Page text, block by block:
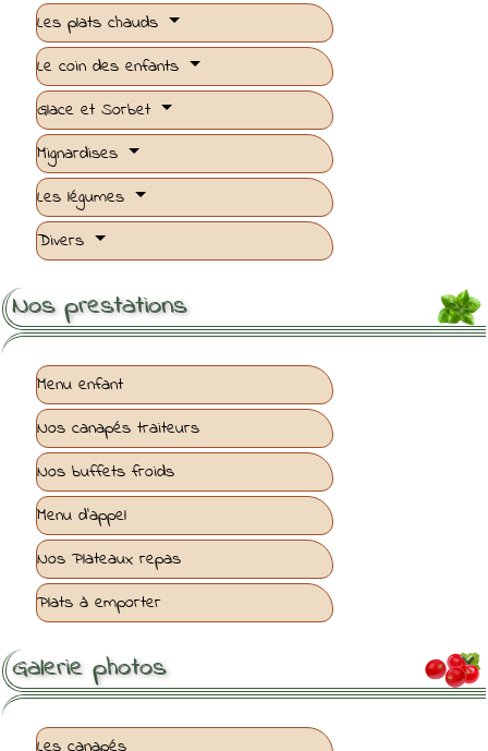
Les plats chauds
Le coin des enfants
Glace et Sorbet
Mignardises
Les légumes
Divers
Nos prestations
Menu enfant
Nos canapés traiteurs
Nos buffets froids
Menu d'appel
Nos Plateaux repas
Plats à emporter

Galerie photos